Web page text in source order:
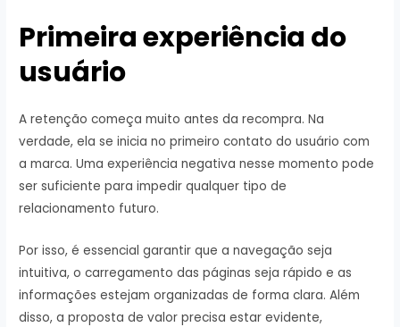
Primeira experiência do
usuário
A retenção começa muito antes da recompra. Na
verdade, ela se inicia no primeiro contato do usuário com
a marca. Uma experiência negativa nesse momento pode
ser suficiente para impedir qualquer tipo de
relacionamento futuro.
Por isso, é essencial garantir que a navegação seja
intuitiva, o carregamento das páginas seja rápido e as
informações estejam organizadas de forma clara. Além
disso, a proposta de valor precisa estar evidente,